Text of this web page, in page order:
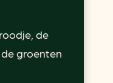
de
groenten